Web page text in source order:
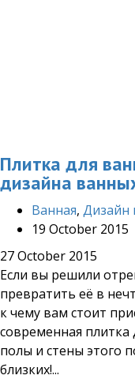
Плитка для
дизайна
Ванная, Дизайн
19 October 2015
27 October 2015
Если вы решили
превратить её в
к чему вам стоит
современная плитка
полы и стены этого
близких!...